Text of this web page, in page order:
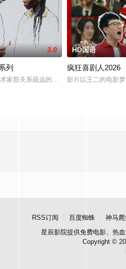
以为是地决定占用当地一个被废弃的庄
3.0
列
家那关系疏远的亲戚向一个苦苦挣扎的
HD国语
疯狂喜剧人2026
影片以王二的电影
RSS订阅 百度蜘蛛 神马爬
星辰影院提供免费电影、热
Copyright ©